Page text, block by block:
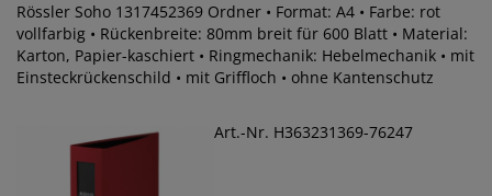
Rössler Soho 1317452369 Ordner • Format: A4 • Farbe: rot
vollfarbig • Rückenbreite: 80mm breit für 600 Blatt • Material:
Karton, Papier-kaschiert • Ringmechanik: Hebelmechanik • mit
Einsteckrückenschild • mit Griffloch • ohne Kantenschutz
Art.-Nr. H363231369-76247